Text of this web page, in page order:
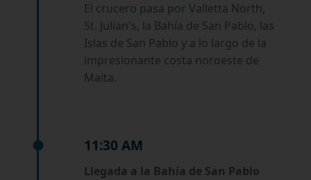
El crucero pasa por Valletta North,
St. Julian's, la Bahía de San Pablo, las
Islas de San Pablo y a lo largo de la
impresionante costa noroeste de
Malta.
11:30 AM
Llegada a la Bahía de San Pablo